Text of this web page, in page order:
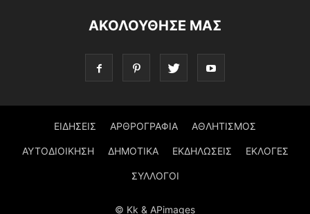
ΑΚΟΛΟΥΘΗΣΕ ΜΑΣ
ΕΙΔΗΣΕΙΣ ΑΡΘΡΟΓΡΑΦΙΑ ΑΘΛΗΤΙΣΜΟΣ
ΑΥΤΟΔΙΟΙΚΗΣΗ ΔΗΜΟΤΙΚΑ ΕΚΔΗΛΩΣΕΙΣ ΕΚΛΟΓΕΣ
ΣΥΛΛΟΓΟΙ
© Kk & APimages